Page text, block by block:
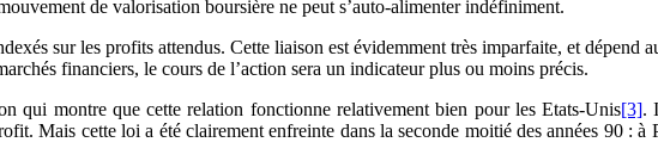
de valorisation boursière ne peut s’auto-alimenter indéfiniment.
sur les profits attendus. Cette liaison est évidemment très imparfaite, et dépend
financiers, le cours de l’action sera un indicateur plus ou moins précis.
qui montre que cette relation fonctionne relativement bien pour les Etats-Unis[3].
Mais cette loi a été clairement enfreinte dans la seconde moitié des années 90 :